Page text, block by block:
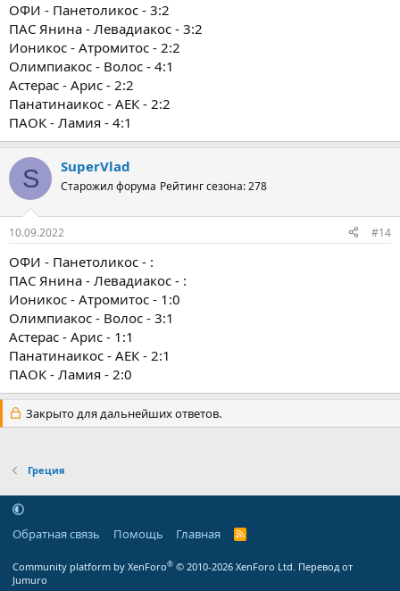
ОФИ - Панетоликос - 3:2
ПАС Янина - Левадиакос - 3:2
Ионикос - Атромитос - 2:2
Олимпиакос - Волос - 4:1
Астерас - Арис - 2:2
Панатинаикос - АЕК - 2:2
ПАОК - Ламия - 4:1
S SuperVlad
Старожил форума Рейтинг сезона: 278
10.09.2022 #14
ОФИ - Панетоликос - :
ПАС Янина - Левадиакос - :
Ионикос - Атромитос - 1:0
Олимпиакос - Волос - 3:1
Астерас - Арис - 1:1
Панатинаикос - АЕК - 2:1
ПАОК - Ламия - 2:0
Закрыто для дальнейших ответов.
Греция
Обратная связь Помощь Главная
R
Community platform by XenForo® © 2010-2026 XenForo Ltd. Перевод от
Jumuro